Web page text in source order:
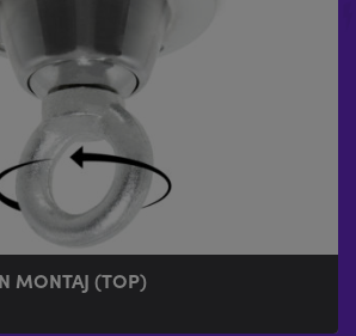
MONTAJ (TOP)